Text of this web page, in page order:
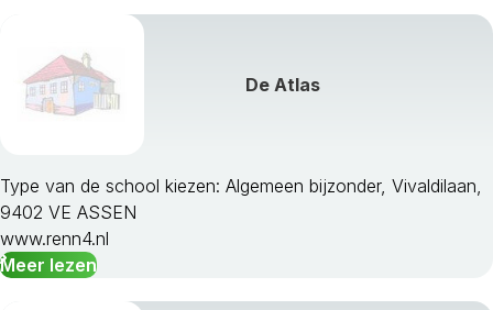
De Atlas
Type van de school kiezen: Algemeen bijzonder, Vivaldilaan,
9402 VE ASSEN
www.renn4.nl
Meer lezen